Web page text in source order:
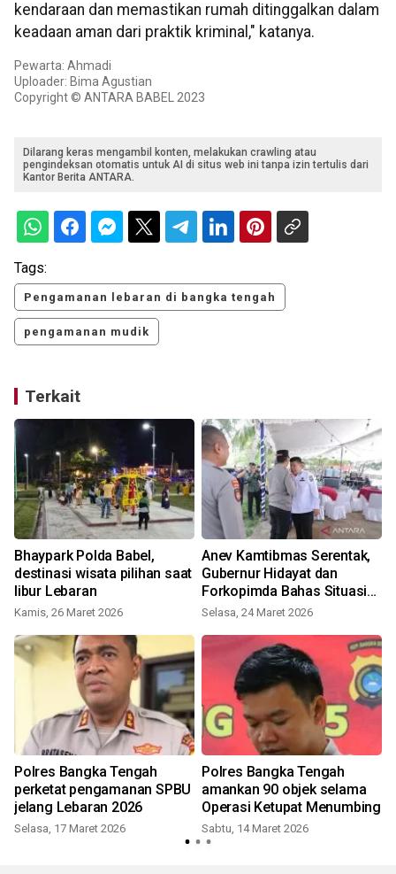
kendaraan dan memastikan rumah ditinggalkan dalam
keadaan aman dari praktik kriminal," katanya.
Pewarta: Ahmadi
Uploader: Bima Agustian
Copyright © ANTARA BABEL 2023
Dilarang keras mengambil konten, melakukan crawling atau
pengindeksan otomatis untuk AI di situs web ini tanpa izin tertulis dari
Kantor Berita ANTARA.
Tags:
Pengamanan lebaran di bangka tengah
pengamanan mudik
Terkait
Bhaypark Polda Babel,
destinasi wisata pilihan saat
libur Lebaran
Kamis, 26 Maret 2026
Anev Kamtibmas Serentak,
Gubernur Hidayat dan
Forkopimda Bahas Situasi
Keamanan Lebaran
Selasa, 24 Maret 2026
Polres Bangka Tengah
perketat pengamanan SPBU
jelang Lebaran 2026
Selasa, 17 Maret 2026
Polres Bangka Tengah
amankan 90 objek selama
Operasi Ketupat Menumbing
Sabtu, 14 Maret 2026